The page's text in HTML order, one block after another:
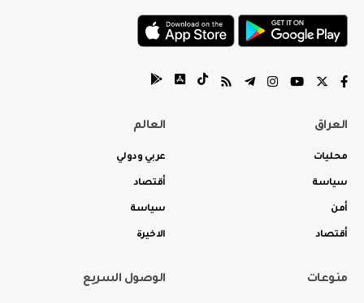
العراق
محليات
سياسة
أمن
أقتصاد
العالم
عربي ودولي
أقتصاد
سياسة
الاخيرة
منوعات الوصول السريع